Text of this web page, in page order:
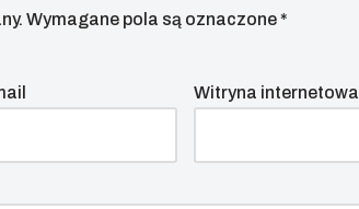
Wymagane pola są oznaczone*
Witryna internetowa